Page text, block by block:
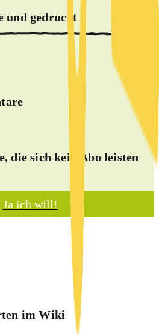
im Wiki
und gedruckt
die sich kein Abo leisten
Ja ich will!